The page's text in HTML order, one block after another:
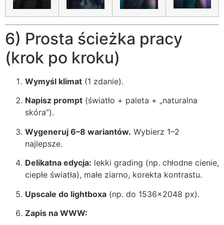
6) Prosta ścieżka pracy
(krok po kroku)
Wymyśl klimat (1 zdanie).
Napisz prompt (światło + paleta + „naturalna
skóra”).
Wygeneruj 6–8 wariantów. Wybierz 1–2
najlepsze.
Delikatna edycja: lekki grading (np. chłodne cienie,
ciepłe światła), małe ziarno, korekta kontrastu.
Upscale do lightboxa (np. do 1536×2048 px).
Zapis na WWW: